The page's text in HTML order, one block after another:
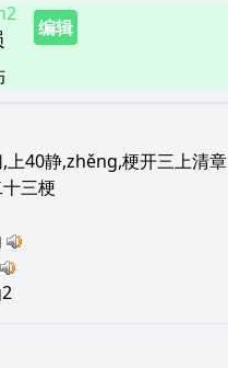
编辑
上40静,zhěng,梗开三上清章
三梗